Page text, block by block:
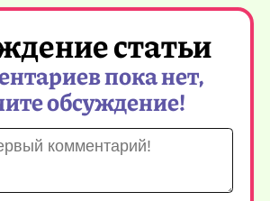
статьи
пока нет,
обсуждение!